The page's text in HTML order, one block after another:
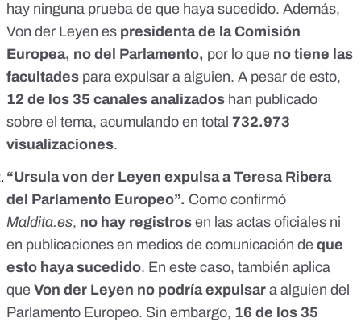
hay ninguna prueba de que haya sucedido. Además,
Von der Leyen es presidenta de la Comisión
Europea, no del Parlamento, por lo que no tiene las
facultades para expulsar a alguien. A pesar de esto,
12 de los 35 canales analizados han publicado
sobre el tema, acumulando en total 732.973
visualizaciones.
“Ursula von der Leyen expulsa a Teresa Ribera
del Parlamento Europeo”. Como confirmó
Maldita.es, no hay registros en las actas oficiales ni
en publicaciones en medios de comunicación de que
esto haya sucedido. En este caso, también aplica
que Von der Leyen no podría expulsar a alguien del
Parlamento Europeo. Sin embargo, 16 de los 35